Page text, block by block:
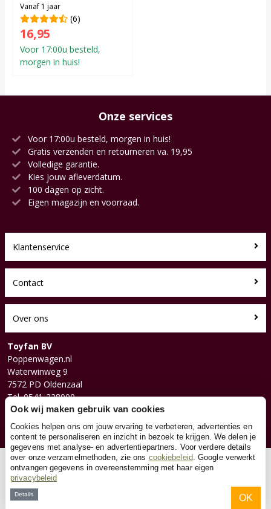
Vanaf 1 jaar
(6)
16,95
Voor 17:00u besteld,
morgen in huis!
Onze services
Voor 17:00u besteld, morgen in huis!
Gratis verzenden en retourneren va. 19,95
Volledige garantie.
Kies jouw afleverdatum.
100 dagen op zicht.
Eigen magazijn en voorraad.
Klantenservice
Contact
Over ons
Toyfan BV
Poppenwagen.nl
Waterwinweg 9
7572 PD Oldenzaal
Tel. 0541-228000
Facebook
Instagram
© 2026 Toyfan BV
Ook wij maken gebruik van cookies
Cookies helpen ons om jouw ervaring te verbeteren, advertenties en
content te personaliseren en inzicht in bezoek te krijgen. We delen je
gegevens met analyse- en advertentiepartners. Voor verdere details
over onze verzamelmethoden, zie ons cookiebeleid. Google verwerkt
ontvangen gegevens in overeenstemming met haar eigen
privacybeleid
Details OK